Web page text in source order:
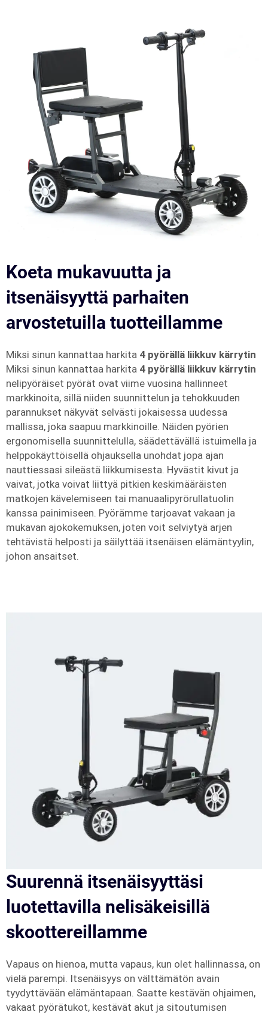
Koeta mukavuutta ja
itsenäisyyttä parhaiten
arvostetuilla tuotteillamme
Miksi sinun kannattaa harkita 4 pyörällä liikkuv kärrytin
Miksi sinun kannattaa harkita 4 pyörällä liikkuv kärrytin
nelipyöräiset pyörät ovat viime vuosina hallinneet
markkinoita, sillä niiden suunnittelun ja tehokkuuden
parannukset näkyvät selvästi jokaisessa uudessa
mallissa, joka saapuu markkinoille. Näiden pyörien
ergonomisella suunnittelulla, säädettävällä istuimella ja
helppokäyttöisellä ohjauksella unohdat jopa ajan
nauttiessasi sileästä liikkumisesta. Hyvästit kivut ja
vaivat, jotka voivat liittyä pitkien keskimääräisten
matkojen kävelemiseen tai manuaalipyrörullatuolin
kanssa painimiseen. Pyörämme tarjoavat vakaan ja
mukavan ajokokemuksen, joten voit selviytyä arjen
tehtävistä helposti ja säilyttää itsenäisen elämäntyylin,
johon ansaitset.
Suurennä itsenäisyyttäsi
luotettavilla nelisäkeisillä
skoottereillamme
Vapaus on hienoa, mutta vapaus, kun olet hallinnassa, on
vielä parempi. Itsenäisyys on välttämätön avain
tyydyttävään elämäntapaan. Saatte kestävän ohjaimen,
vakaat pyörätukot, kestävät akut ja sitoutumisen